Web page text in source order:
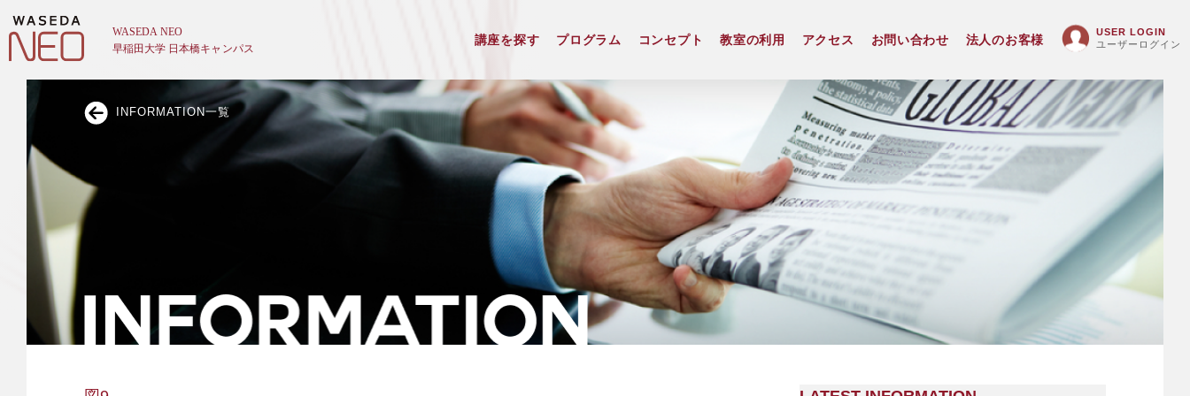
講座を探す プログラム コンセプト 教室の利用 アクセス お問い合わせ 法人のお客様
USER LOGIN
ユーザーログイン
INFORMATION一覧